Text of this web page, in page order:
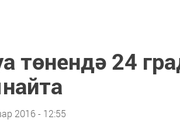
төнендә 24
2016 - 12:55